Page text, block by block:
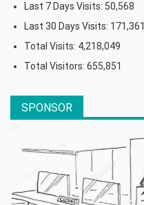
Last 7 Days Visits: 50,568
Last 30 Days Visits: 171,361
Total Visits: 4,218,049
Total Visitors: 655,851
SPONSOR